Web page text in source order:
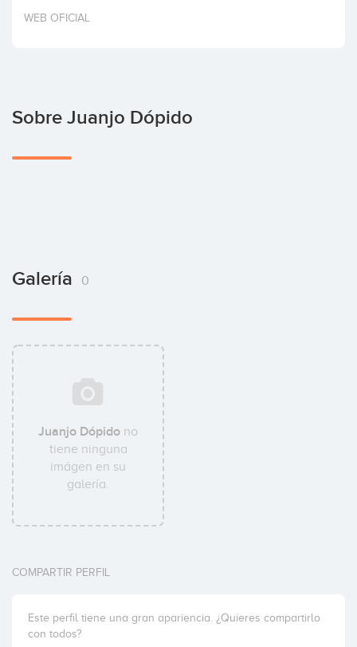
Invertir
WEB OFICIAL
Sobre Juanjo Dópido
Galería 0
Juanjo Dópido no
tiene ninguna
imágen en su
galería.
COMPARTIR PERFIL
Este perfil tiene una gran apariencia. ¿Quieres compartirlo
con todos?